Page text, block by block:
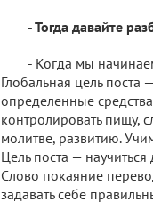
- Тогда давайте
- Когда мы
Глобальная цель поста
определенные
контролировать пищу,
молитве, развитию.
Цель поста —
Слово покаяние
задавать себе